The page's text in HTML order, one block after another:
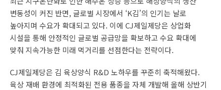
변동성이 커진 반면, 글로벌 시장에서 ‘K김’의 인기는 날로
높아지며 수요가 확대되고 있다. 이에 CJ제일제당은 상업화
시설을 통해 안정적인 글로벌 공급망을 확보하고 수요 확대에
맞춰 지속가능한 미래 먹거리를 선점한다는 전략이다.
CJ제일제당은 김 육상양식 R&D 노하우를 꾸준히 축적해왔다.
육상 재배 환경에 최적화된 전용 품종을 자체 개발해 올해 상반기